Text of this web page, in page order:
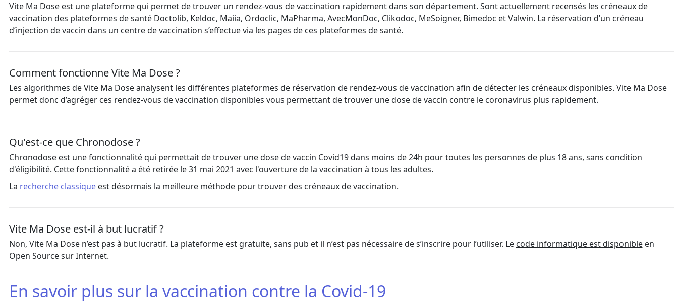
Vite Ma Dose est une plateforme qui permet de trouver un rendez-vous de vaccination rapidement dans son département. Sont actuellement recensés les créneaux de
vaccination des plateformes de santé Doctolib, Keldoc, Maiia, Ordoclic, MaPharma, AvecMonDoc, Clikodoc, MeSoigner, Bimedoc et Valwin. La réservation d’un créneau
d’injection de vaccin dans un centre de vaccination s’effectue via les pages de ces plateformes de santé.
Comment fonctionne Vite Ma Dose ?
Les algorithmes de Vite Ma Dose analysent les différentes plateformes de réservation de rendez-vous de vaccination afin de détecter les créneaux disponibles. Vite Ma Dose
permet donc d’agréger ces rendez-vous de vaccination disponibles vous permettant de trouver une dose de vaccin contre le coronavirus plus rapidement.
Qu'est-ce que Chronodose ?
Chronodose est une fonctionnalité qui permettait de trouver une dose de vaccin Covid19 dans moins de 24h pour toutes les personnes de plus 18 ans, sans condition
d'éligibilité. Cette fonctionnalité a été retirée le 31 mai 2021 avec l'ouverture de la vaccination à tous les adultes.
La recherche classiqueest désormais la meilleure méthode pour trouver des créneaux de vaccination.
Vite Ma Dose est-il à but lucratif ?
Non, Vite Ma Dose n’est pas à but lucratif. La plateforme est gratuite, sans pub et il n’est pas nécessaire de s’inscrire pour l’utiliser. Le code informatique est disponibleen
Open Source sur Internet.
En savoir plus sur la vaccination contre la Covid-19